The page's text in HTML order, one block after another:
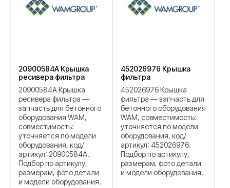
20900584A Крышка
ресивера фильтра
20900584A Крышка
ресивера фильтра —
запчасть для бетонного
оборудования WAM,
совместимость:
уточняется по модели
оборудования, код/
артикул: 20900584A.
Подбор по артикулу,
размерам, фото детали
и модели оборудования.
452026976 Крышка
фильтра
452026976 Крышка
фильтра — запчасть для
бетонного оборудования
WAM, совместимость:
уточняется по модели
оборудования, код/
артикул: 452026976.
Подбор по артикулу,
размерам, фото детали
и модели оборудования.